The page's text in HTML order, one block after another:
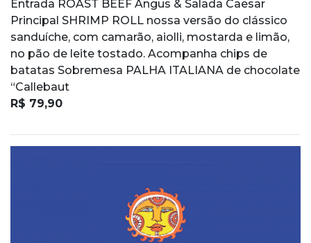
Entrada ROAST BEEF Angus & Salada Caesar
Principal SHRIMP ROLL nossa versão do clássico
sanduíche, com camarão, aiolli, mostarda e limão,
no pão de leite tostado. Acompanha chips de
batatas Sobremesa PALHA ITALIANA de chocolate
“Callebaut
R$ 79,90